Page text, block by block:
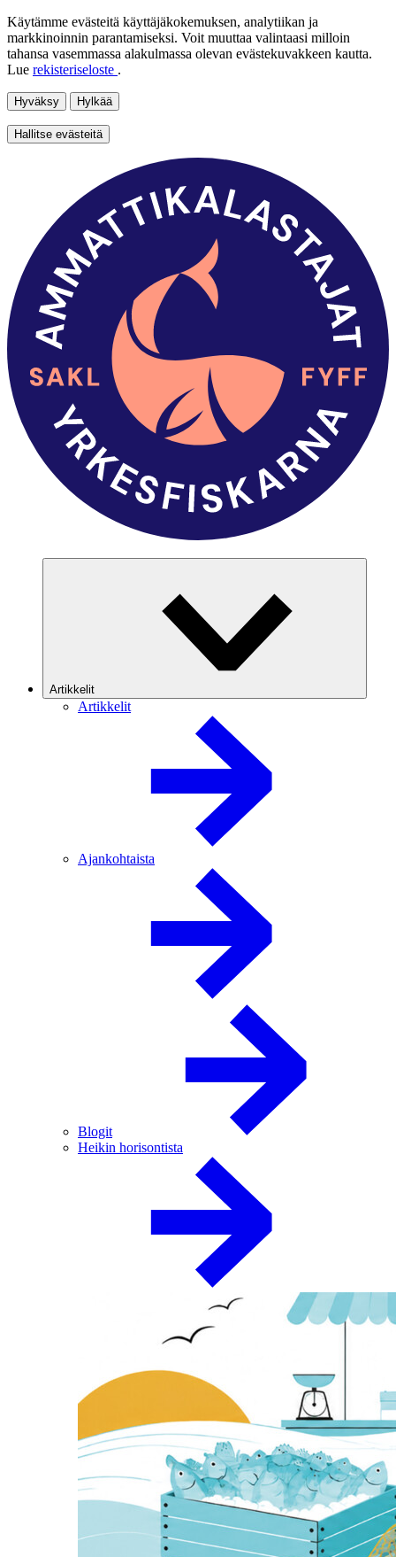
Käytämme evästeitä käyttäjäkokemuksen, analytiikan ja
markkinoinnin parantamiseksi. Voit muuttaa valintaasi milloin
tahansa vasemmassa alakulmassa olevan evästekuvakkeen kautta.
Lue rekisteriseloste .
Hyväksy Hylkää
Hallitse evästeitä
Artikkelit
Artikkelit
Ajankohtaista
Blogit
Heikin horisontista